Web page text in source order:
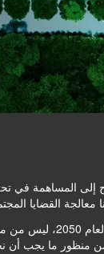
إلى المساهمة في
القضايا
تم تصور رؤيتنا
من منظور ما يجب أن